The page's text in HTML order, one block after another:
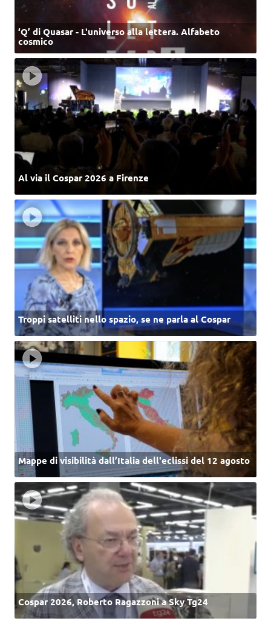
‘Q’ di Quasar - L'universo alla lettera. Alfabeto
cosmico
Al via il Cospar 2026 a Firenze
Troppi satelliti nello spazio, se ne parla al Cospar
Mappe di visibilità dall’Italia dell'eclissi del 12 agosto
Cospar 2026, Roberto Ragazzoni a Sky Tg24